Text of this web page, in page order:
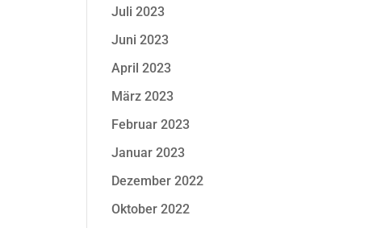
Juli 2023
Juni 2023
April 2023
März 2023
Februar 2023
Januar 2023
Dezember 2022
Oktober 2022